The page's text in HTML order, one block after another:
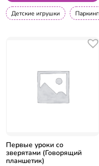
Детские игрушки
Первые уроки со
зверятами (Говорящий
планшетик)